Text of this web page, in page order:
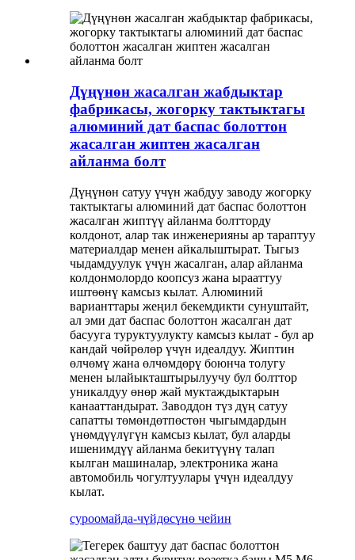
Дүңүнөн жасалган жабдыктар
фабрикасы, жогорку тактыктагы
алюминий дат баспас болоттон
жасалган жиптен жасалган
айланма болт
Дүңүнөн сатуу үчүн жабдуу заводу жогорку
тактыктагы алюминий дат баспас болоттон
жасалган жиптүү айланма болтторду
колдонот, алар так инженерияны ар тараптуу
материалдар менен айкалыштырат. Тыгыз
чыдамдуулук үчүн жасалган, алар айланма
колдонмолордо коопсуз жана ырааттуу
иштөөнү камсыз кылат. Алюминий
варианттары жеңил бекемдикти сунуштайт,
ал эми дат баспас болоттон жасалган дат
басууга туруктуулукту камсыз кылат - бул ар
кандай чөйрөлөр үчүн идеалдуу. Жиптин
өлчөмү жана өлчөмдөрү боюнча толугу
менен ылайыкташтырылуучу бул болттор
уникалдуу өнөр жай муктаждыктарын
канааттандырат. Заводдон түз дүң сатуу
сапатты төмөндөтпөстөн чыгымдардын
үнөмдүүлүгүн камсыз кылат, бул аларды
ишенимдүү айланма бекитүүнү талап
кылган машиналар, электроника жана
автомобиль чогултуулары үчүн идеалдуу
кылат.
суроомайда-чүйдөсүнө чейин